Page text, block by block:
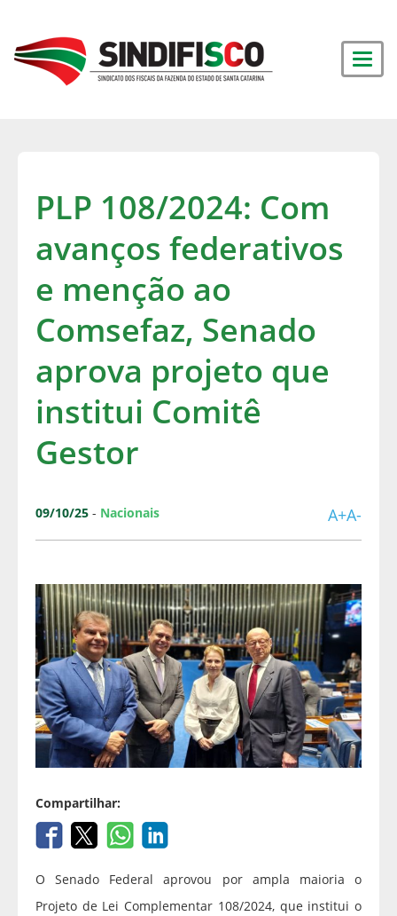
PLP 108/2024: Com
avanços federativos
e menção ao
Comsefaz, Senado
aprova projeto que
institui Comitê
Gestor
09/10/25 - Nacionais A+A-
Compartilhar:
O Senado Federal aprovou por ampla maioria o
Projeto de Lei Complementar 108/2024, que institui o